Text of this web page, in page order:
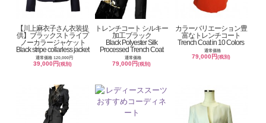
【川上麻衣子さん衣装提
供】ブラックストライプ
ノーカラージャケット
Black stripe collarless jacket
通常価格 120,000円
39,000円(税別)
トレンチコート シルキー
加工ブラック
Black Polyester Silk
Processed Trench Coat
通常価格
79,000円(税別)
カラーバリエーション豊
富なトレンチコート
Trench Coat in 10 Colors
通常価格
79,000円 (税別)